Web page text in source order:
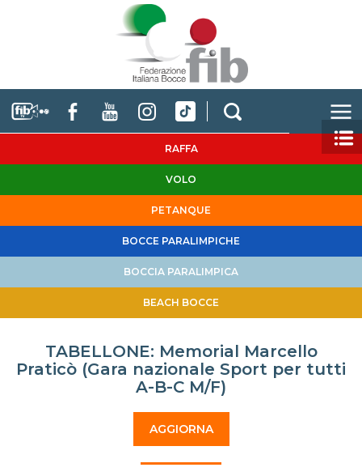
RAFFA
VOLO
PETANQUE
BOCCE PARALIMPICHE
BOCCIA PARALIMPICA
BEACH BOCCE
TABELLONE: Memorial Marcello
Praticò (Gara nazionale Sport per tutti
A-B-C M/F)
AGGIORNA